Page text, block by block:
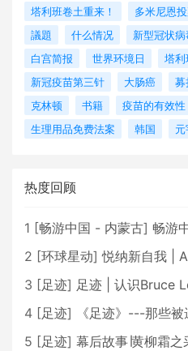
塔利班卷土重来！
多米尼恩
議題
什么情况 新型冠状病
白宫简报
世界环境日 塔利
新冠疫苗第三针
大肠癌 募
克林顿
书籍 疫苗的有效性
生理用品免费法案
韩国
热度回顾
1 [畅游中国 - 内蒙古] 畅游中
2 [环球星动] 悦纳新自我 |
3 [足迹] 足迹 | 认识Bruce
4 [足迹]
《足迹》---那些
5 [足迹] 幕后故事∣黄柳霜